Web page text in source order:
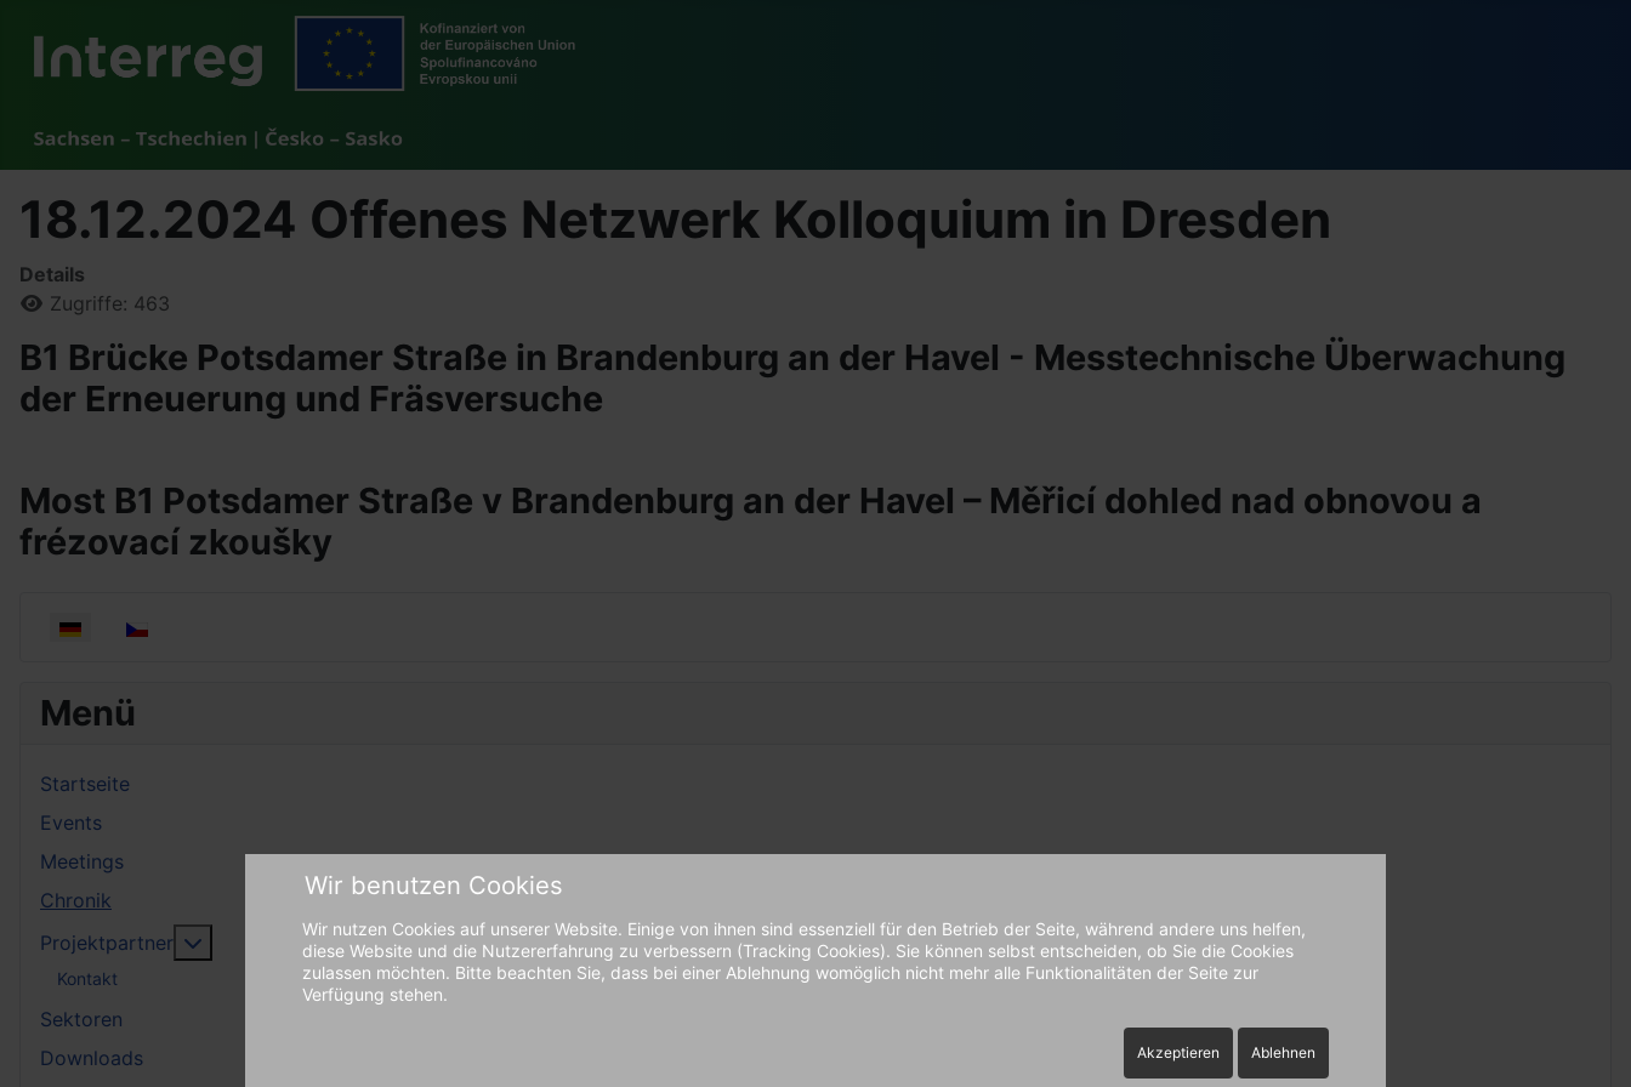
Sprache auswählen
Menü
Startseite
Events
Meetings
Chronik
Projektpartner
More about: Projektpartner
Kontakt
Sektoren
Downloads
18.12.2024 Offenes Netzwerk Kolloquium in Dresden
Details
Zugriffe: 463
B1 Brücke Potsdamer Straße in Brandenburg an der Havel - Messtechnische Überwachung
der Erneuerung und Fräsversuche
Most B1 Potsdamer Straße v Brandenburg an der Havel – Měřicí dohled nad obnovou a
frézovací zkoušky
Wir benutzen Cookies
Wir nutzen Cookies auf unserer Website. Einige von ihnen sind essenziell für den Betrieb der Seite, während andere uns helfen,
diese Website und die Nutzererfahrung zu verbessern (Tracking Cookies). Sie können selbst entscheiden, ob Sie die Cookies
zulassen möchten. Bitte beachten Sie, dass bei einer Ablehnung womöglich nicht mehr alle Funktionalitäten der Seite zur
Verfügung stehen.
Akzeptieren Ablehnen